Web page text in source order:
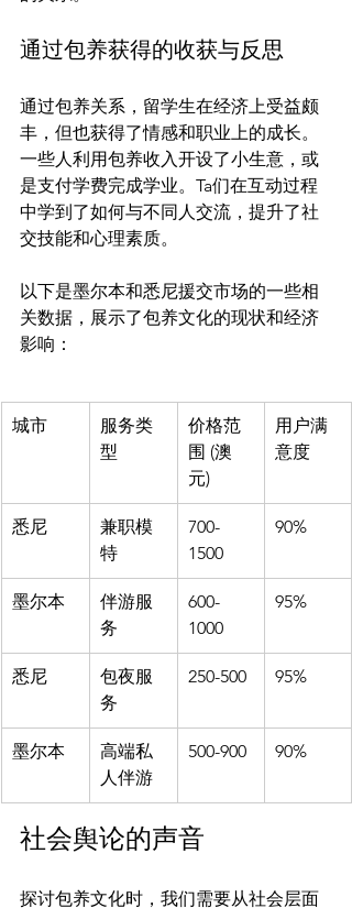
通过包养获得的收获与反思
通过包养关系，留学生在经济上受益颇
丰，但也获得了情感和职业上的成长。
一些人利用包养收入开设了小生意，或
是支付学费完成学业。Ta们在互动过程
中学到了如何与不同人交流，提升了社
交技能和心理素质。
以下是墨尔本和悉尼援交市场的一些相
关数据，展示了包养文化的现状和经济
城市
服务类
型
价格范
围 (澳
元)
用户满
意度
悉尼
兼职模
特
700-
1500
90%
墨尔本
伴游服
务
600-
1000
95%
悉尼
包夜服
务
250-500 95%
墨尔本
高端私
人伴游
500-900 90%
社会舆论的声音
探讨包养文化时，我们需要从社会层面